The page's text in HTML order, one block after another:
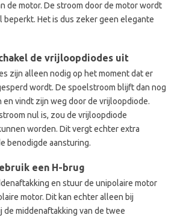
de motor. De stroom door de motor wordt
beperkt. Het is dus zeker geen elegante
de vrijloopdiodes uit
zijn alleen nodig op het moment dat er
wordt. De spoelstroom blijft dan nog
en vindt zijn weg door de vrijloopdiode.
nul is, zou de vrijloopdiode
worden. Dit vergt echter extra
benodigde aansturing.
een H-brug
en stuur de unipolaire motor
motor. Dit kan echter alleen bij
de middenaftakking van de twee